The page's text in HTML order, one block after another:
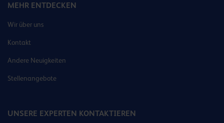
MEHR ENTDECKEN
Wir über uns
Kontakt
Andere Neuigkeiten
Stellenangebote
UNSERE EXPERTEN KONTAKTIEREN